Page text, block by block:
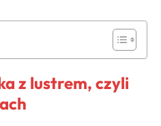
z lustrem, czyli